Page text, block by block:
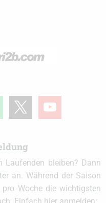
youtube
bleiben? Dann
an. Während der Saison
Woche die wichtigsten